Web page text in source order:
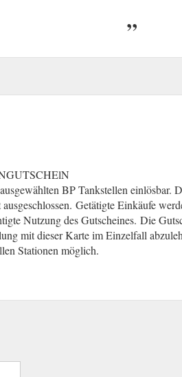
BP Tankstellen einlösbar.
(gcb.today#86BB1).
Getätigte Einkäufe
Nutzung des Gutscheines. Die
mit dieser Karte im Einzelfall
Stationen möglich.